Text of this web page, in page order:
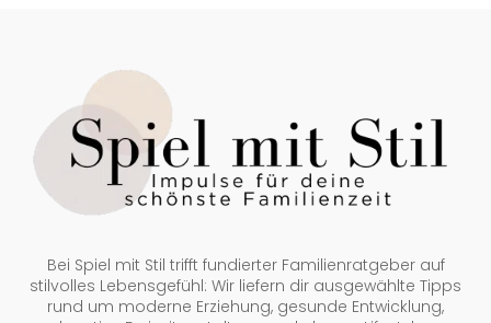
Bei Spiel mit Stil trifft fundierter Familienratgeber auf
stilvolles Lebensgefühl: Wir liefern dir ausgewählte Tipps
rund um moderne Erziehung, gesunde Entwicklung,